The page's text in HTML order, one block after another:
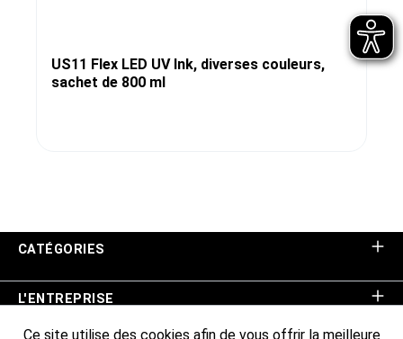
US11 Flex LED UV Ink, diverses couleurs,
sachet de 800 ml
CATÉGORIES
L'ENTREPRISE
Ce site utilise des cookies afin de vous offrir la meilleure